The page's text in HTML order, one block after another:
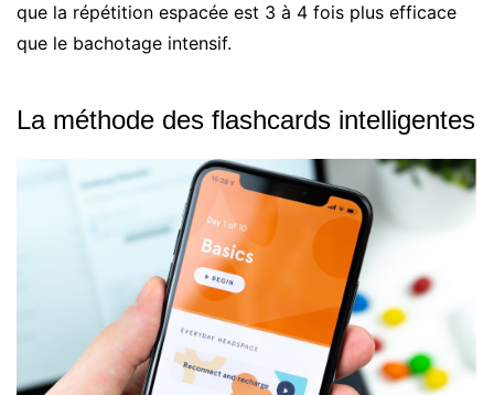
que la répétition espacée est 3 à 4 fois plus efficace
que le bachotage intensif.
La méthode des flashcards intelligentes